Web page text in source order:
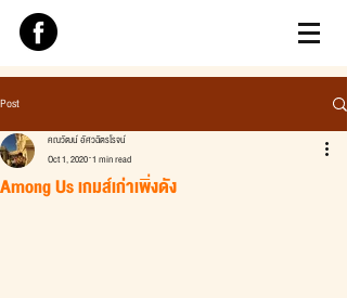
Post
Among Us เกมส์เก่าเพิ่งดัง
คณวัฒน์ อัศวฉัตรโรจน์
Oct 1, 2020 1 min read